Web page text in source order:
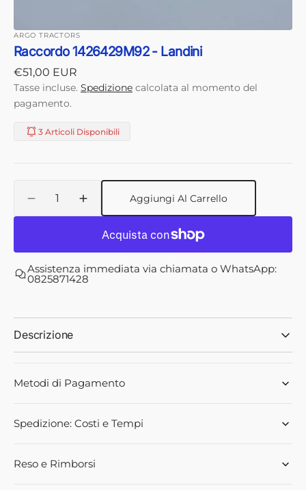
ARGO TRACTORS
Raccordo 1426429M92 - Landini
Prezzo
di
listino
€51,00 EUR
Tasse incluse. Spedizione calcolata al momento del
pagamento.
3 Articoli Disponibili
Diminuisci
quantità
1426429M92
-
Aumenta
quantità
1426429M92
-
Aggiungi Al Carrello
Assistenza immediata via chiamata o WhatsApp:
0825871428
Descrizione
Metodi di Pagamento
Spedizione: Costi e Tempi
Reso e Rimborsi